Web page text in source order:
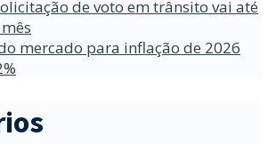
de voto em trânsito vai até
mercado para inflação de 2026